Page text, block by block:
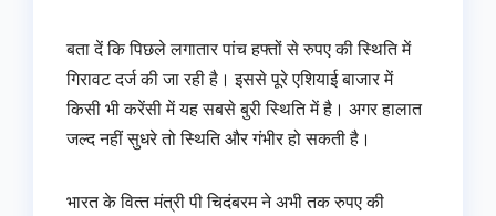
बता दें कि पिछले लगातार पांच हफ्तों से रुपए की स्थिति में
गिरावट दर्ज की जा रही है। इससे पूरे एशियाई बाजार में
किसी भी करेंसी में यह सबसे बुरी स्थिति में है। अगर हालात
जल्‍द नहीं सुधरे तो स्थिति और गंभीर हो सकती है।
भारत के वित्‍त मंत्री पी चिदंबरम ने अभी तक रुपए की